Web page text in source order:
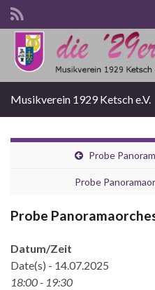
Search for:
Musikverein 1929 Ketsch e.V.
Probe
Probe
Probe
Datum/Zeit
Date(s) - 14.07.2025
18:00 - 19:30